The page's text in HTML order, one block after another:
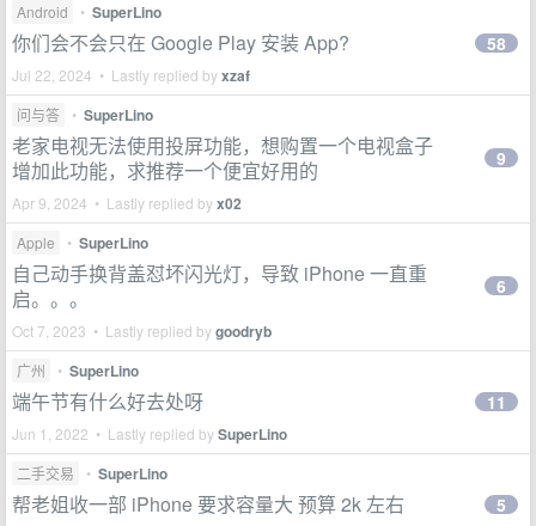
Android • SuperLino
你们会不会只在 Google Play 安装 App?
Jul 22, 2024 • Lastly replied byxzaf
58
问与答 • SuperLino
老家电视无法使用投屏功能，想购置一个电视盒子
增加此功能，求推荐一个便宜好用的
Apr 9, 2024 • Lastly replied byx02
9
Apple • SuperLino
自己动手换背盖怼坏闪光灯，导致 iPhone 一直重
启。。。
Oct 7, 2023 • Lastly replied bygoodryb
6
广州 • SuperLino
端午节有什么好去处呀
Jun 1, 2022 • Lastly replied bySuperLino
11
二手交易 • SuperLino
帮老姐收一部 iPhone 要求容量大 预算 2k 左右 5